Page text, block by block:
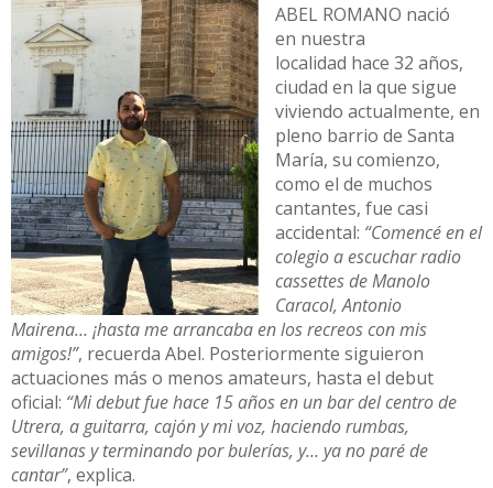
ABEL ROMANO nació
en nuestra
localidad hace 32 años,
ciudad en la que sigue
viviendo actualmente, en
pleno barrio de Santa
María, su comienzo,
como el de muchos
cantantes, fue casi
accidental: “Comencé en el
colegio a escuchar radio
cassettes de Manolo
Caracol, Antonio
Mairena… ¡hasta me arrancaba en los recreos con mis
amigos!”, recuerda Abel. Posteriormente siguieron
actuaciones más o menos amateurs, hasta el debut
oficial: “Mi debut fue hace 15 años en un bar del centro de
Utrera, a guitarra, cajón y mi voz, haciendo rumbas,
sevillanas y terminando por bulerías, y… ya no paré de
cantar”, explica.